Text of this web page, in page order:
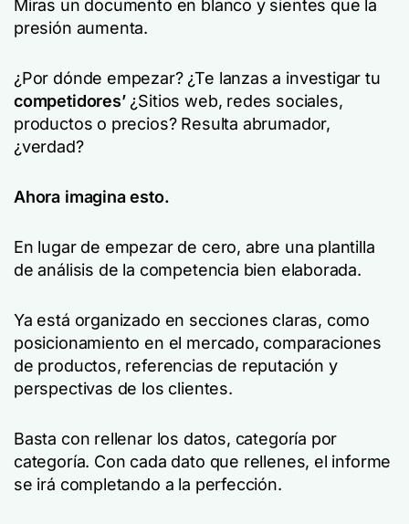
Miras un documento en blanco y sientes que la
presión aumenta.
¿Por dónde empezar? ¿Te lanzas a investigar tu
competidores’¿Sitios web, redes sociales,
productos o precios? Resulta abrumador,
¿verdad?
Ahora imagina esto.
En lugar de empezar de cero, abre una plantilla
de análisis de la competencia bien elaborada.
Ya está organizado en secciones claras, como
posicionamiento en el mercado, comparaciones
de productos, referencias de reputación y
perspectivas de los clientes.
Basta con rellenar los datos, categoría por
categoría. Con cada dato que rellenes, el informe
se irá completando a la perfección.